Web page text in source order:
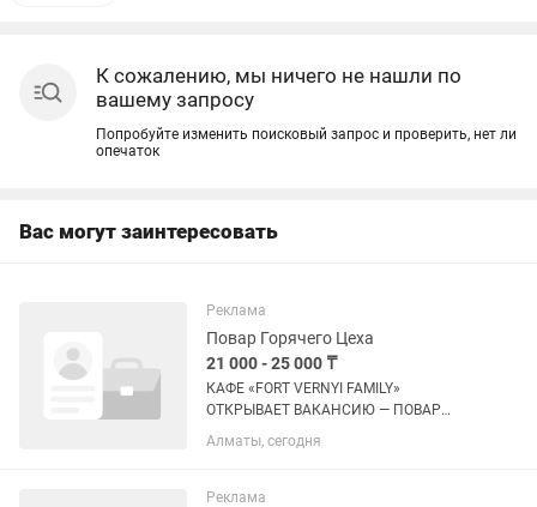
К сожалению, мы ничего не нашли по
вашему запросу
Попробуйте изменить поисковый запрос и проверить, нет ли
опечаток
Вас могут заинтересовать
Реклама
Повар Горячего Цеха
21 000 - 25 000 ₸
КАФЕ «FORT VERNYI FAMILY»
ОТКРЫВАЕТ ВАКАНСИЮ — ПОВАР
ГОРЯЧЕГО ЦЕХА! Fort Vernyi Family —
легендарное кафе с многолетней
профессионализм и командную
Алматы, сегодня
Реклама